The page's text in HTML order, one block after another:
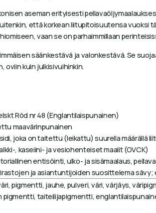
aseman erityisesti
että korkean liitupitoisuutensa
vaan se on parhaimmillaan
säänkestävä ja valonkestävä. Se
oviin kuin julkisivuihinkin.
Röd nr 48 (Englantilaispunainen)
maavärinpunainen
joka on taitettu (leikattu) suurella määrällä
, kaseiini- ja vesiohenteiset maalit (OVCK)
entisöinti, ulko- ja sisämaalaus,
ja asiantuntijoiden suosittelema sävy;
pigmentti, jauhe, pulveri, väri, värjäys,
taiteilijapigmentti,